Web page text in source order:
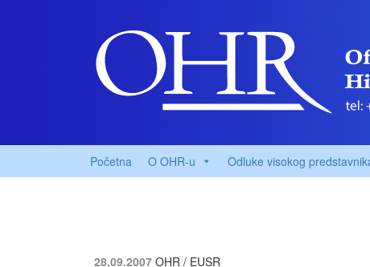
Početna O OHR-u Odluke visokog
28.09.2007 OHR / EUSR